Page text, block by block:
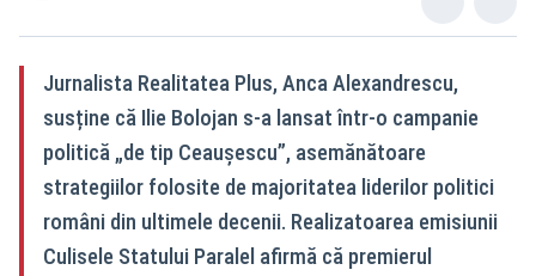
Jurnalista Realitatea Plus, Anca Alexandrescu,
susține că Ilie Bolojan s-a lansat într-o campanie
politică „de tip Ceaușescu”, asemănătoare
strategiilor folosite de majoritatea liderilor politici
români din ultimele decenii. Realizatoarea emisiunii
Culisele Statului Paralel afirmă că premierul